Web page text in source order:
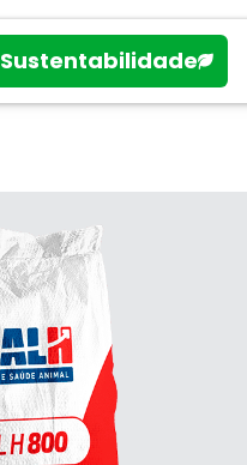
Sustentabilidade